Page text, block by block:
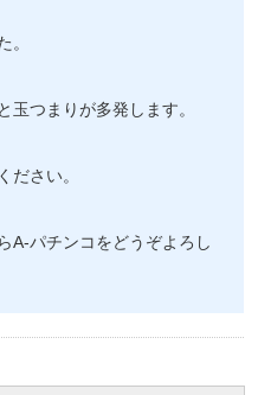
。
玉つまりが多発します。
ださい。
A-パチンコをどうぞよろし